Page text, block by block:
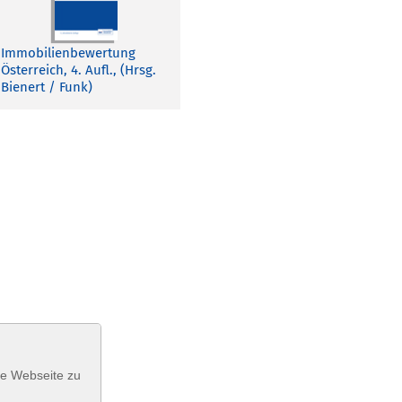
Immobilienbewertung
Österreich, 4. Aufl., (Hrsg.
Bienert / Funk)
Webseite zu